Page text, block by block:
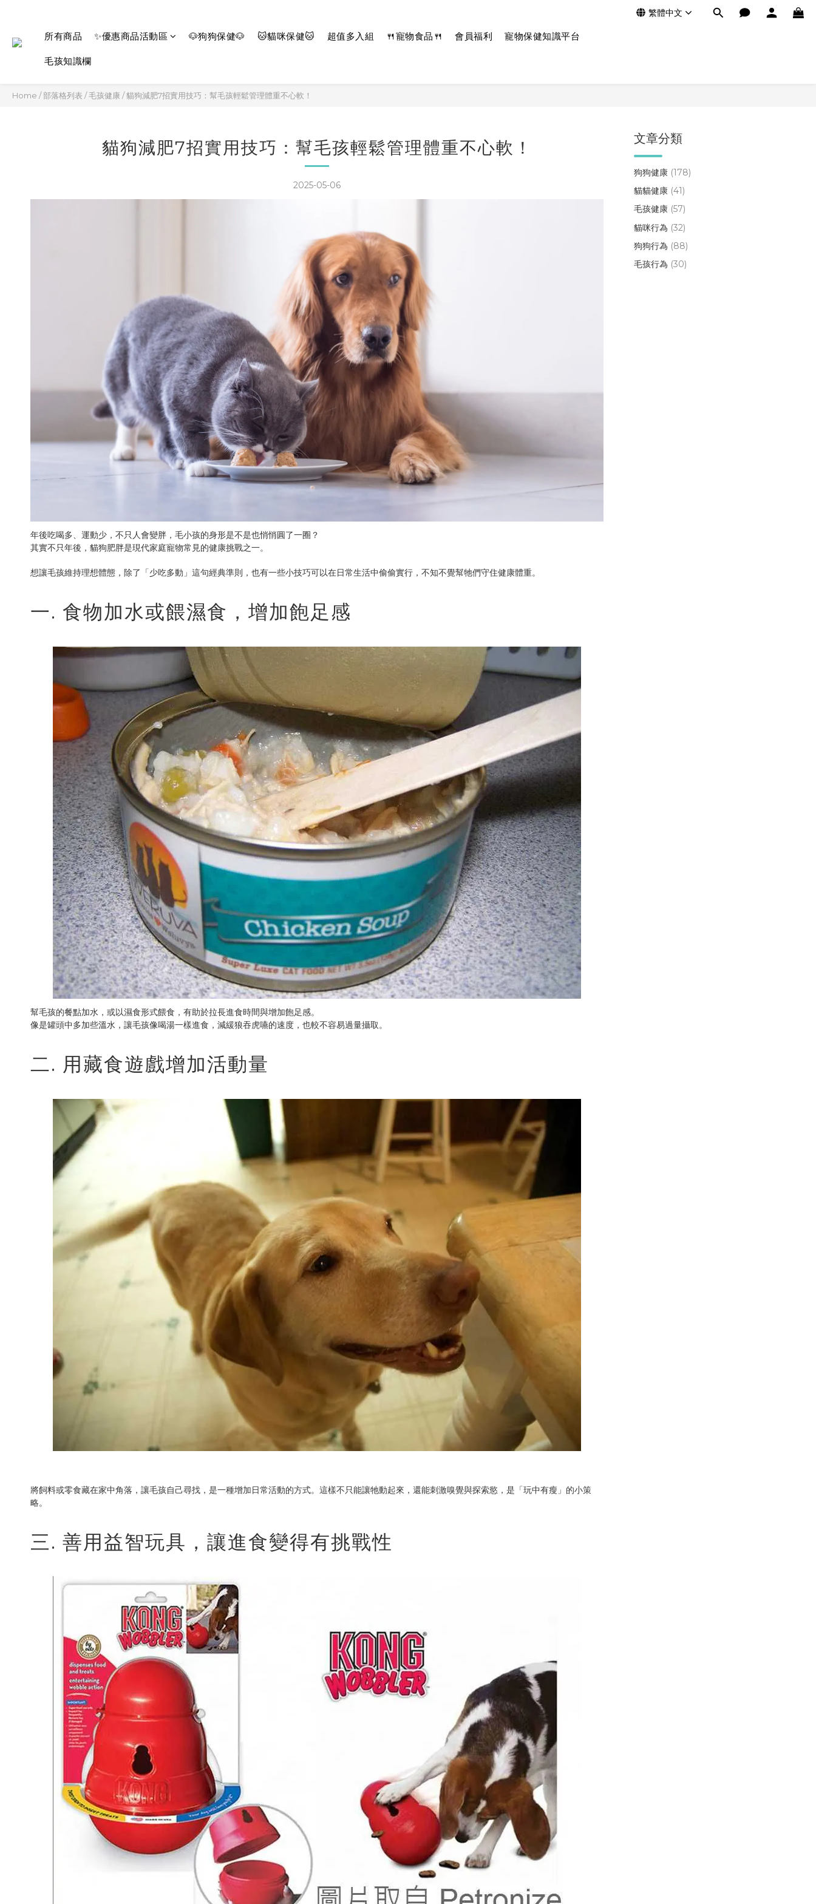
繁體中文
所有商品 ✨優惠商品活動區 🐶狗狗保健🐶 🐱貓咪保健🐱 超值多入組 🍴寵物食品🍴 會員福利 寵物保健知識平台
毛孩知識欄
Home /部落格列表 /毛孩健康 /貓狗減肥7招實用技巧：幫毛孩輕鬆管理體重不心軟！
貓狗減肥7招實用技巧：幫毛孩輕鬆管理體重不心軟！
2025-05-06
年後吃喝多、運動少，不只人會變胖，毛小孩的身形是不是也悄悄圓了一圈？
其實不只年後，貓狗肥胖是現代家庭寵物常見的健康挑戰之一。
想讓毛孩維持理想體態，除了「少吃多動」這句經典準則，也有一些小技巧可以在日常生活中偷偷實行，不知不覺幫牠們守住健康體重。
一. 食物加水或餵濕食，增加飽足感
幫毛孩的餐點加水，或以濕食形式餵食，有助於拉長進食時間與增加飽足感。
像是罐頭中多加些溫水，讓毛孩像喝湯一樣進食，減緩狼吞虎嚥的速度，也較不容易過量攝取。
二. 用藏食遊戲增加活動量
將飼料或零食藏在家中角落，讓毛孩自己尋找，是一種增加日常活動的方式。這樣不只能讓牠動起來，還能刺激嗅覺與探索慾，是「玩中有瘦」的小策
略。
三. 善用益智玩具，讓進食變得有挑戰性
文章分類
狗狗健康 (178)
貓貓健康 (41)
毛孩健康 (57)
貓咪行為 (32)
狗狗行為 (88)
毛孩行為 (30)